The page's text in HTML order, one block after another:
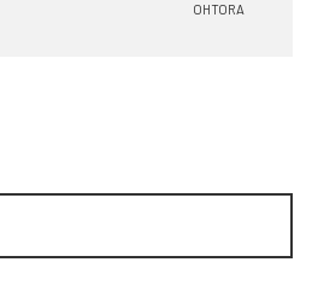
OHTORA